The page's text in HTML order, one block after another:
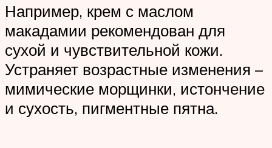
Например, крем с маслом
макадамии рекомендован для
сухой и чувствительной кожи.
Устраняет возрастные изменения –
мимические морщинки, истончение
и сухость, пигментные пятна.